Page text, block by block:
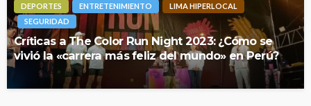
DEPORTES ENTRETENIMIENTO
LIMA HIPERLOCAL
SEGURIDAD
Críticas a The Color Run Night 2023: ¿Cómo se
vivió la «carrera más feliz del mundo» en Perú?